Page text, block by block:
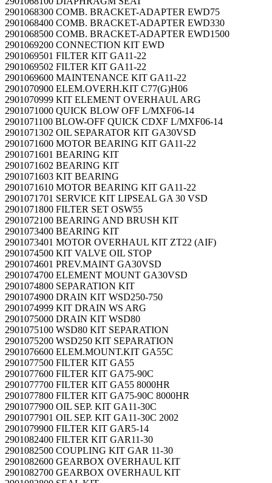
2901068300 COMB. BRACKET-ADAPTER EWD75
2901068400 COMB. BRACKET-ADAPTER EWD330
2901068500 COMB. BRACKET-ADAPTER EWD1500
2901069200 CONNECTION KIT EWD
2901069501 FILTER KIT GA11-22
2901069502 FILTER KIT GA11-22
2901069600 MAINTENANCE KIT GA11-22
2901070900 ELEM.OVERH.KIT C77(G)H06
2901070999 KIT ELEMENT OVERHAUL ARG
2901071000 QUICK BLOW OFF L/MXF06-14
2901071100 BLOW-OFF QUICK CDXF L/MXF06-14
2901071302 OIL SEPARATOR KIT GA30VSD
2901071600 MOTOR BEARING KIT GA11-22
2901071601 BEARING KIT
2901071602 BEARING KIT
2901071603 KIT BEARING
2901071610 MOTOR BEARING KIT GA11-22
2901071701 SERVICE KIT LIPSEAL GA 30 VSD
2901071800 FILTER SET OSW55
2901072100 BEARING AND BRUSH KIT
2901073400 BEARING KIT
2901073401 MOTOR OVERHAUL KIT ZT22 (AIF)
2901074500 KIT VALVE OIL STOP
2901074601 PREV.MAINT GA30VSD
2901074700 ELEMENT MOUNT GA30VSD
2901074800 SEPARATION KIT
2901074900 DRAIN KIT WSD250-750
2901074999 KIT DRAIN WS ARG
2901075000 DRAIN KIT WSD80
2901075100 WSD80 KIT SEPARATION
2901075200 WSD250 KIT SEPARATION
2901076600 ELEM.MOUNT.KIT GA55C
2901077500 FILTER KIT GA55
2901077600 FILTER KIT GA75-90C
2901077700 FILTER KIT GA55 8000HR
2901077800 FILTER KIT GA75-90C 8000HR
2901077900 OIL SEP. KIT GA11-30C
2901077901 OIL SEP. KIT GA11-30C 2002
2901079900 FILTER KIT GAR5-14
2901082400 FILTER KIT GAR11-30
2901082500 COUPLING KIT GAR 11-30
2901082600 GEARBOX OVERHAUL KIT
2901082700 GEARBOX OVERHAUL KIT